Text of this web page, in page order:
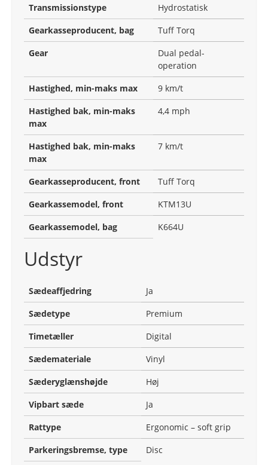
Transmissionstype
Hydrostatisk
Gearkasseproducent, bag
Tuff Torq
Gear
Dual pedal-
operation
Hastighed, min-maks max
9 km/t
Hastighed bak, min-maks
max
4,4 mph
Hastighed bak, min-maks
max
7 km/t
Gearkasseproducent, front
Tuff Torq
Gearkassemodel, front
KTM13U
Gearkassemodel, bag
K664U
Udstyr
Sædeaffjedring
Ja
Sædetype
Premium
Timetæller
Digital
Sædemateriale
Vinyl
Sæderyglænshøjde
Høj
Vipbart sæde
Ja
Rattype
Ergonomic – soft grip
Parkeringsbremse, type
Disc